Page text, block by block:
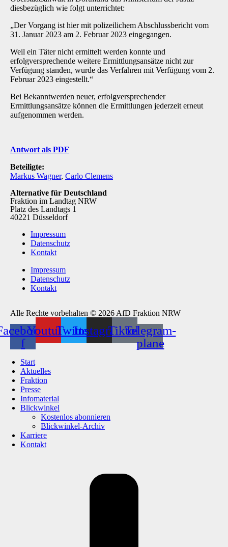
diesbezüglich wie folgt unterrichtet:
„Der Vorgang ist hier mit polizeilichem Abschlussbericht vom
31. Januar 2023 am 2. Februar 2023 eingegangen.
Weil ein Täter nicht ermittelt werden konnte und
erfolgversprechende weitere Ermittlungsansätze nicht zur
Verfügung standen, wurde das Verfahren mit Verfügung vom 2.
Februar 2023 eingestellt.“
Bei Bekanntwerden neuer, erfolgversprechender
Ermittlungsansätze können die Ermittlungen jederzeit erneut
aufgenommen werden.
Antwort als PDF
Beteiligte:
Markus Wagner, Carlo Clemens
Alternative für Deutschland
Fraktion im Landtag NRW
Platz des Landtags 1
40221 Düsseldorf
Impressum
Datenschutz
Kontakt
Impressum
Datenschutz
Kontakt
Alle Rechte vorbehalten © 2026 AfD Fraktion NRW
f
YoutubeTwitterInstagramTiktokTelegram-
plane
Start
Aktuelles
Fraktion
Presse
Infomaterial
Blickwinkel
Kostenlos abonnieren
Blickwinkel-Archiv
Karriere
Kontakt